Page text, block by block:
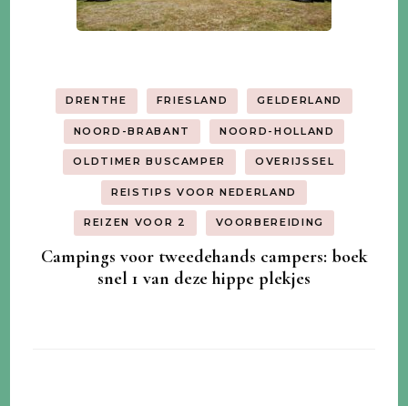
DRENTHE FRIESLAND GELDERLAND
NOORD-BRABANT NOORD-HOLLAND
OLDTIMER BUSCAMPER OVERIJSSEL
REISTIPS VOOR NEDERLAND
REIZEN VOOR 2 VOORBEREIDING
Campings voor tweedehands campers: boek
snel 1 van deze hippe plekjes